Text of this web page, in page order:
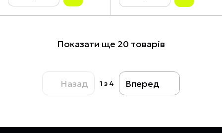
Показати ще 20 товарів
Назад 1 з 4 Вперед